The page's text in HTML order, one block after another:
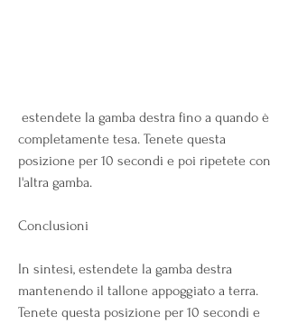
completamente tesa. Tenete questa
posizione per 10 secondi e poi ripetete con
l'altra gamba.
Conclusioni
In sintesi, estendete la gamba destra
mantenendo il tallone appoggiato a terra.
Tenete questa posizione per 10 secondi e